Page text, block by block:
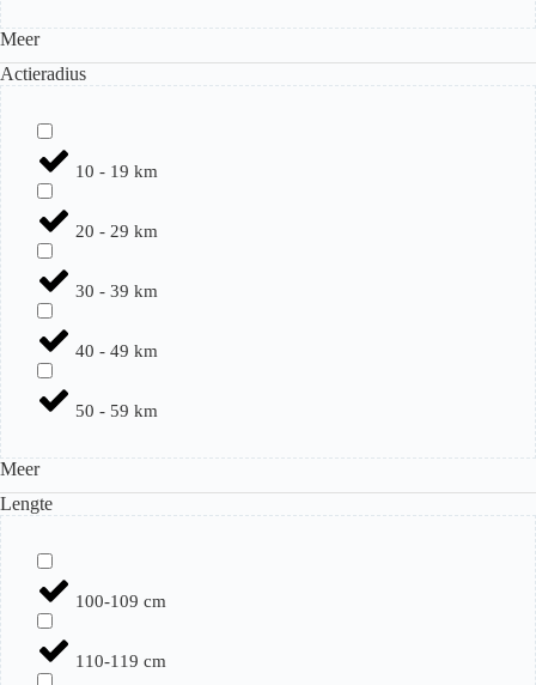
Meer
Actieradius
10 - 19 km
20 - 29 km
30 - 39 km
40 - 49 km
50 - 59 km
Meer
Lengte
100-109 cm
110-119 cm